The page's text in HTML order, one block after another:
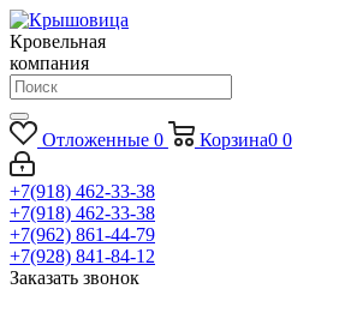
Кровельная
компания
Отложенные 0 Корзина0 0
+7(918) 462-33-38
+7(918) 462-33-38
+7(962) 861-44-79
+7(928) 841-84-12
Заказать звонок